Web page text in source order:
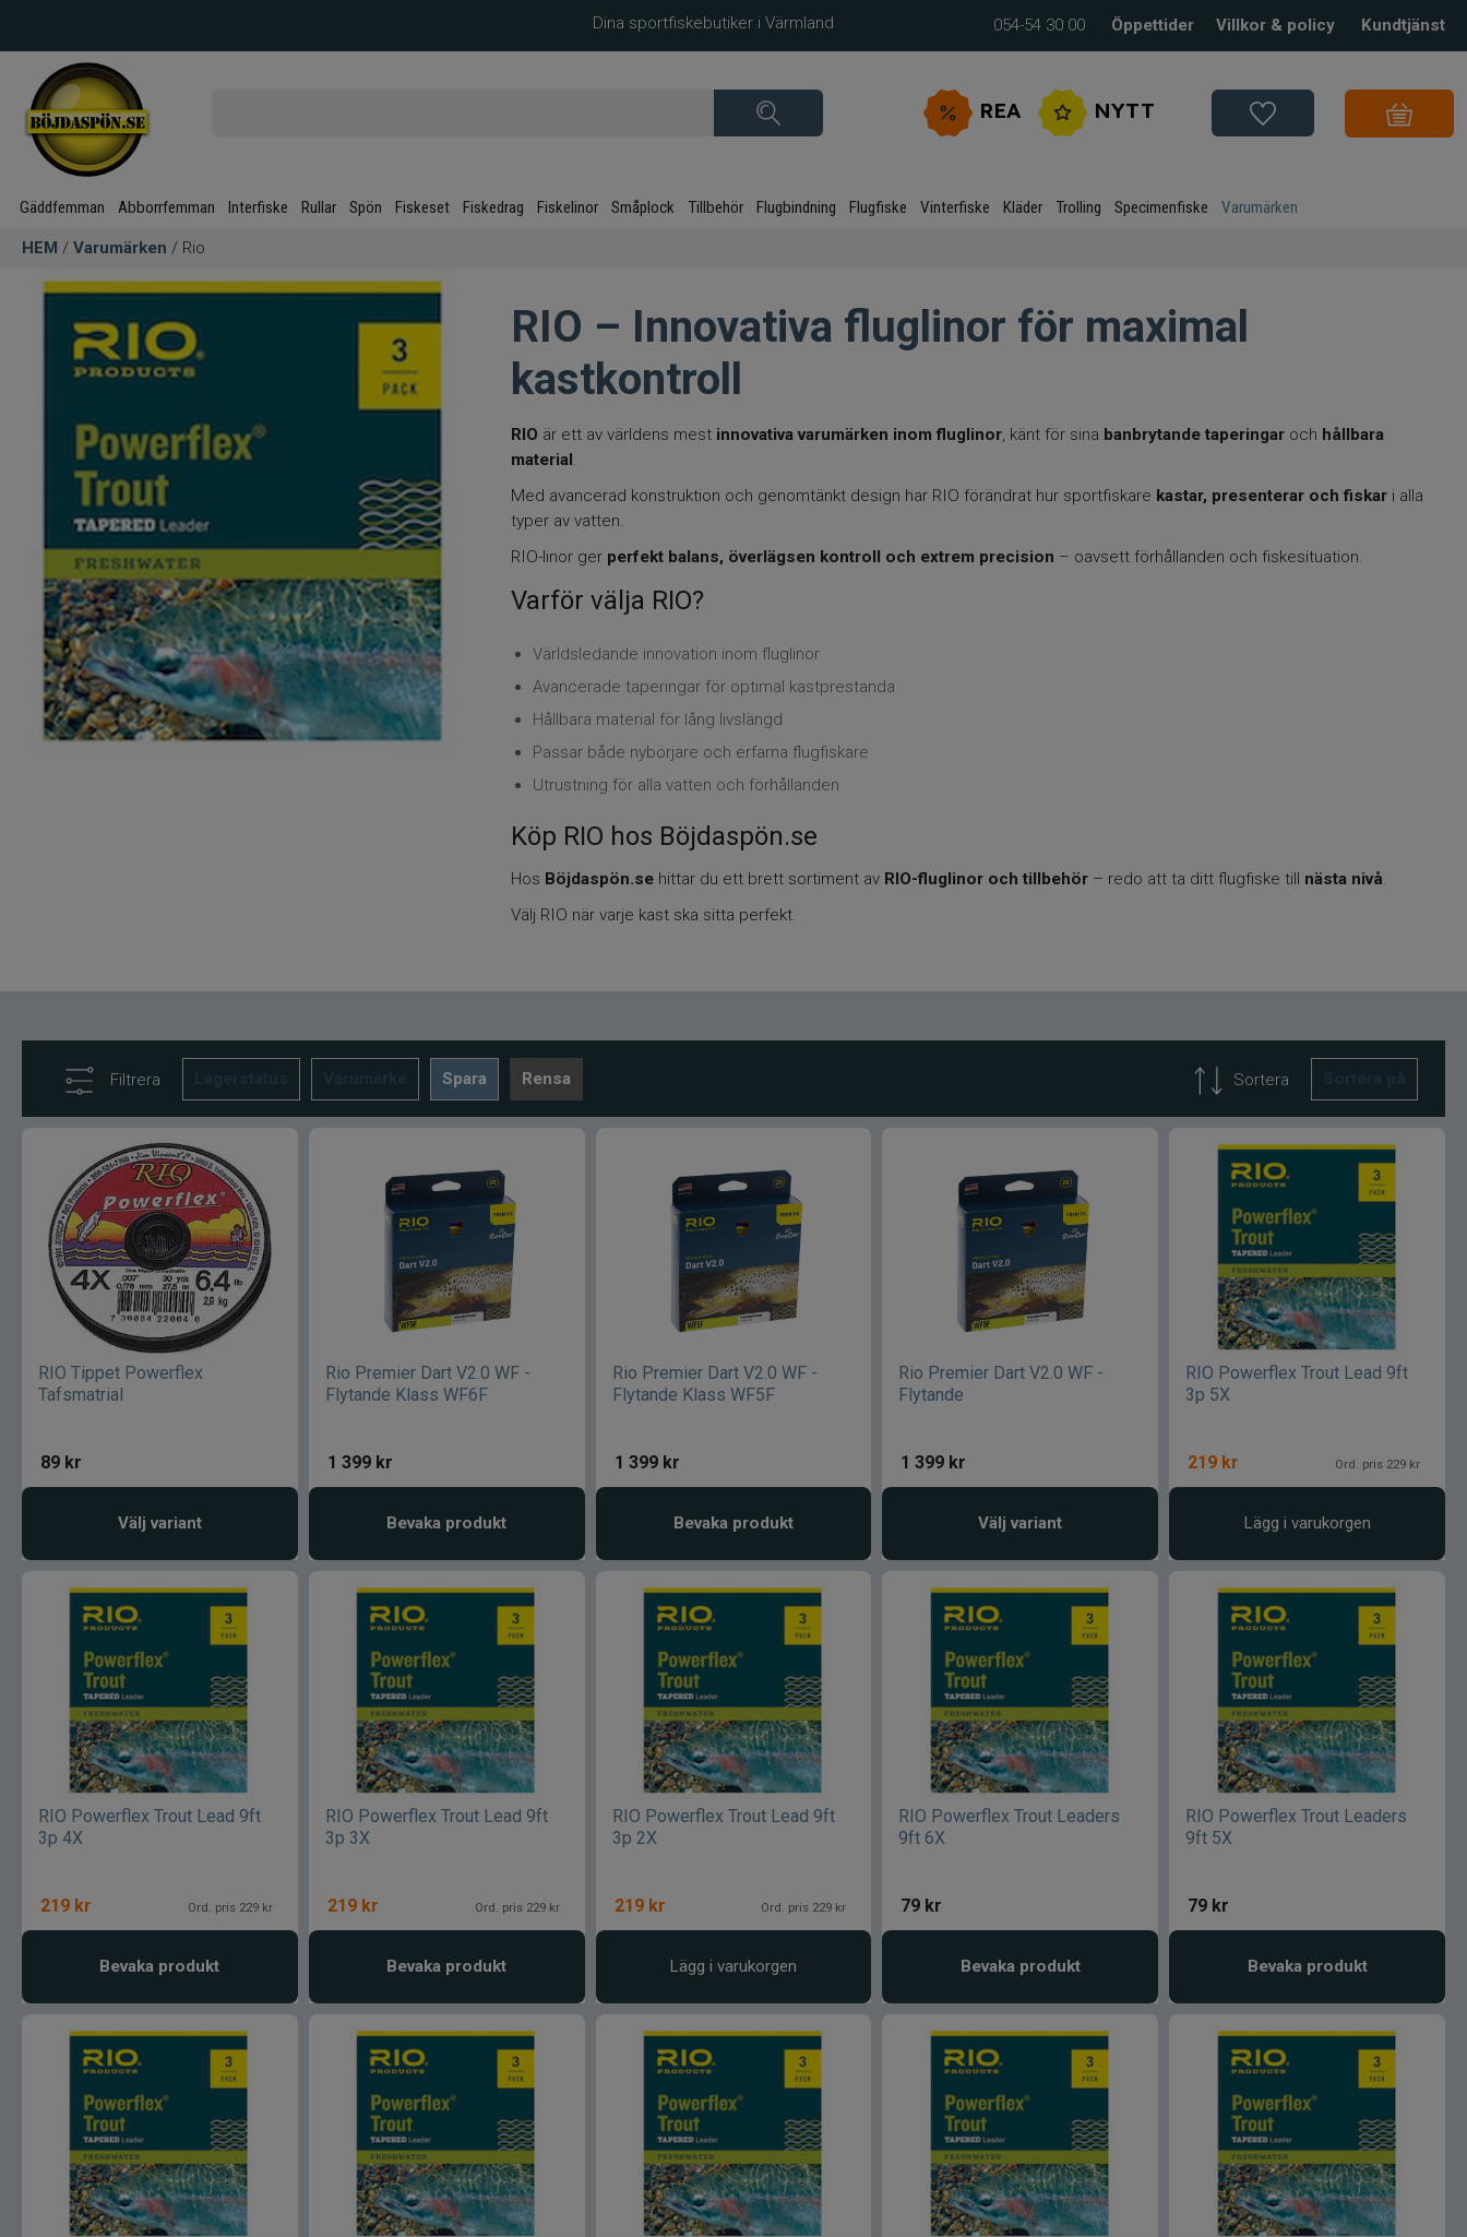
Dina sportfiskebutiker i Värmland 054-54 30 00 Öppettider Villkor & policy Kundtjänst
REA NYTT
Gäddfemman Abborrfemman Interfiske Rullar Spön Fiskeset Fiskedrag Fiskelinor Småplock Tillbehör Flugbindning Flugfiske Vinterfiske Kläder Trolling Specimenfiske Varumärken
HEM / Varumärken / Rio
RIO – Innovativa fluglinor för maximal
kastkontroll
RIO är ett av världens mest innovativa varumärken inom fluglinor, känt för sina banbrytande taperingaroch hållbara
material.
Med avancerad konstruktion och genomtänkt design har RIO förändrat hur sportfiskare kastar, presenterar och fiskari alla
typer av vatten.
RIO-linor ger perfekt balans, överlägsen kontroll och extrem precision – oavsett förhållanden och fiskesituation.
Varför välja RIO?
Världsledande innovation inom fluglinor
Avancerade taperingar för optimal kastprestanda
Hållbara material för lång livslängd
Passar både nybörjare och erfarna flugfiskare
Utrustning för alla vatten och förhållanden
Köp RIO hos Böjdaspön.se
Hos Böjdaspön.sehittar du ett brett sortiment av RIO-fluglinor och tillbehör– redo att ta ditt flugfiske till nästa nivå.
Välj RIO när varje kast ska sitta perfekt.
Filtrera Spara Rensa Sortera
RIO Tippet Powerflex
Tafsmatrial
89 kr
Välj variant
Rio Premier Dart V2.0 WF -
Flytande Klass WF6F
1 399 kr
Bevaka produkt
Rio Premier Dart V2.0 WF -
Flytande Klass WF5F
1 399 kr
Bevaka produkt
Rio Premier Dart V2.0 WF -
Flytande
1 399 kr
Välj variant
RIO Powerflex Trout Lead 9ft
3p 5X
219 kr Ord. pris 229 kr
Lägg i varukorgen
RIO Powerflex Trout Lead 9ft
3p 4X
219 kr Ord. pris 229 kr
Bevaka produkt
RIO Powerflex Trout Lead 9ft
3p 3X
219 kr Ord. pris 229 kr
Bevaka produkt
RIO Powerflex Trout Lead 9ft
3p 2X
219 kr Ord. pris 229 kr
Lägg i varukorgen
RIO Powerflex Trout Leaders
9ft 6X
79 kr
Bevaka produkt
RIO Powerflex Trout Leaders
9ft 5X
79 kr
Bevaka produkt